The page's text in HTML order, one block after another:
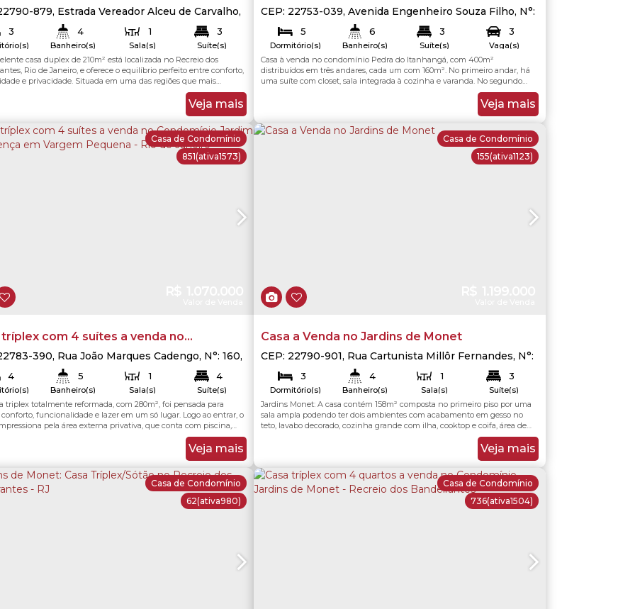
Rio de Janeiro.
879, Estrada Vereador Alceu de Carvalho,
dos Bandeirantes
,Brasil
3 4
Banheiro(s)
1
Sala(s)
3
Suíte(s)
Total: 210.00m²
2 Útil:210.00m²
casa duplex de 210m² está localizada no Recreio dos
Rio de Janeiro, e oferece o equilíbrio perfeito entre conforto,
e privacidade. Situada em uma das regiões que mais
na Zona Oeste, a propriedade destaca-se por seu projeto
com excelente aproveitamento de luz natural e
em todos os ambientes. O imóvel conta com três...
Veja mais
Pedra do Itanhangá na Barra da Tijuca - Rio de
Janeiro
CEP: 22753-039,Avenida Engenheiro Souza Filho, N°:
,
Brasil
5
Dormitório(s)
6
Banheiro(s)
3
Suíte(s)
Total:400.00m²
3
Vaga(s)
Útil:400.00m²
Casa à venda no condomínio Pedra do Itanhangá, com 400m²
distribuídos em três andares, cada um com 160m². No primeiro andar, há
uma suíte com closet, sala integrada à cozinha e varanda. No segundo
andar, são duas suítes, banheiro social, despensa, sala com cozinha
integrada e varanda. O terceiro andar conta com lavanderia, dois quartos,
Veja mais
851(ativa1573)
Casa de Condomínio
tríplex com 4 suítes a venda no
Jardim de Florença em Vargem
- Rio de Janeiro
390, Rua João Marques Cadengo, N°: 160,
,
4 5
Banheiro(s)
1
Sala(s)
4
Suíte(s)
2 Útil:
279.00~ 280.00m²
triplex totalmente reformada, com 280m², foi pensada para
conforto, funcionalidade e lazer em um só lugar. Logo ao entrar, o
pela área externa privativa, que conta com piscina,
um excelente espaço gourmet com churrasqueira, ideal para
de confraternização com família e amigos. No primeiroVeja mais
155(ativa1123)
Casa de Condomínio
Casa a Venda no Jardins de Monet
CEP: 22790-901, Rua Cartunista Millôr Fernandes, N°:
Recreio dos Bandeirantes
Bandeirantes
Rio de Janeiro ,Rio de Janeiro,Brasil
3
Dormitório(s)
4
Banheiro(s)
1
Sala(s)
3
Suíte(s)
Total: 158.00m²
2
Vaga(s)
Útil:158.00m²
Jardins Monet: A casa contém 158m² composta no primeiro piso por uma
sala ampla podendo ter dois ambientes com acabamento em gesso no
teto, lavabo decorado, cozinha grande com ilha, cooktop e coifa, área de
serviço com tanque, dependência de empregados ampliada a cozinha,
banheiro de serviço. Com direito a três vagas na garagem. No segundo
Veja mais
62(ativa980)
Casa de Condomínio
736(ativa1504)
Casa de Condomínio